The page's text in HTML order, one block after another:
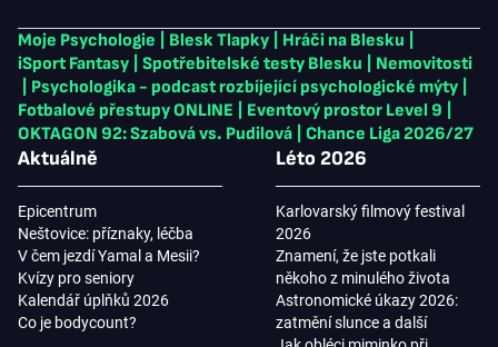
Moje Psychologie Blesk Tlapky Hráči na Blesku
iSport Fantasy
Spotřebitelské testy Blesku
Nemovitosti
Psychologika - podcast rozbíjející psychologické mýty
Fotbalové přestupy ONLINE
Eventový prostor Level 9
OKTAGON 92: Szabová vs. Pudilová
Chance Liga 2026/27
Aktuálně
Epicentrum
Neštovice: příznaky, léčba
V čem jezdí Yamal a Mesii?
Kvízy pro seniory
Kalendář úplňků 2026
Co je bodycount?
Léto 2026
Karlovarský filmový festival
2026
Znamení, že jste potkali
někoho z minulého života
Astronomické úkazy 2026:
zatmění slunce a další